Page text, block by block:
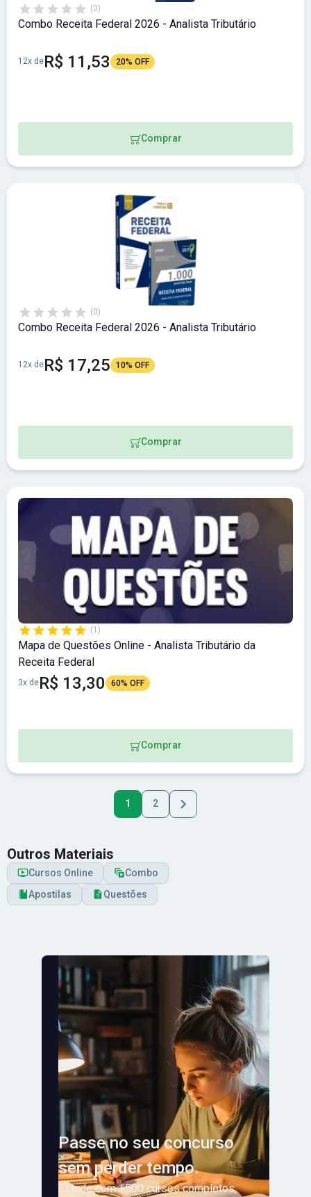
(0)
Combo Receita Federal 2026 - Analista Tributário
12x deR$ 11,53 20% OFF
Comprar
(0)
Combo Receita Federal 2026 - Analista Tributário
12x deR$ 17,25 10% OFF
Comprar
(1)
Mapa de Questões Online - Analista Tributário da
Receita Federal
3x deR$ 13,30 60% OFF
Comprar
1 2
Outros Materiais
Cursos Online
Combo
Apostilas
Questões
Passe no seu concurso
sem perder tempo.
Estude com +500 cursos completos,